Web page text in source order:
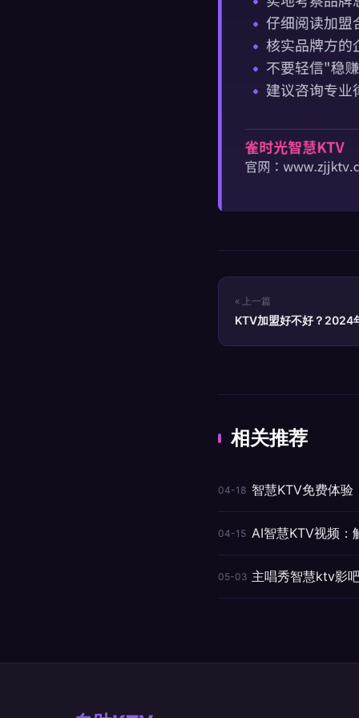
« 上一篇
KTV加盟好不好？2024
相关推荐
04-18 智慧KTV免费体
04-15 AI智慧KTV视频：
05-03 主唱秀智慧ktv影